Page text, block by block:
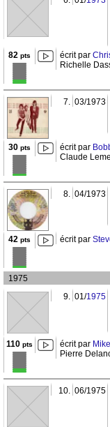
82 pts écrit par
Richelle
7. 03/1973
30 pts écrit par
Claude
8. 04/1973
42 pts écrit par
1975
9. 01/1975
110 pts écrit par
Pierre
10. 06/1975